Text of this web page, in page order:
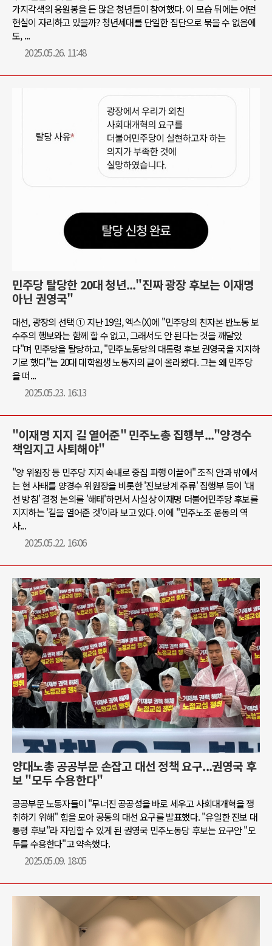
가지각색의 응원봉을 든 많은 청년들이 참여했다. 이 모습 뒤에는 어떤
현실이 자리하고 있을까? 청년세대를 단일한 집단으로 묶을 수 없음에
도, ...
2025.05.26. 11:48
민주당 탈당한 20대 청년..."진짜 광장 후보는 이재명
아닌 권영국"
대선, 광장의 선택 ① 지난 19일, 엑스(X)에 "민주당의 친자본 반노동 보
수주의 행보와는 함께 할 수 없고, 그래서도 안 된다는 것을 깨달았
다"며 민주당을 탈당하고, "민주노동당의 대통령 후보 권영국을 지지하
기로 했다"는 20대 대학원생 노동자의 글이 올라왔다. 그는 왜 민주당
을 떠...
2025.05.23. 16:13
"이재명 지지 길 열어준" 민주노총 집행부..."양경수
책임지고 사퇴해야"
"양 위원장 등 민주당 지지 속내로 중집 파행 이끌어" 조직 안과 밖에서
는 현 사태를 양경수 위원장을 비롯한 '진보당계 주류' 집행부 등이 '대
선 방침' 결정 논의를 '해태'하면서 사실상 이재명 더불어민주당 후보를
지지하는 '길을 열어준 것'이라 보고 있다. 이에 "민주노조 운동의 역
사...
2025.05.22. 16:06
양대노총 공공부문 손잡고 대선 정책 요구...권영국 후
보 "모두 수용한다"
공공부문 노동자들이 "무너진 공공성을 바로 세우고 사회대개혁을 쟁
취하기 위해" 힘을 모아 공동의 대선 요구를 발표했다. "유일한 진보 대
통령 후보"라 자임할 수 있게 된 권영국 민주노동당 후보는 요구안 "모
두를 수용한다"고 약속했다.
2025.05.09. 18:05